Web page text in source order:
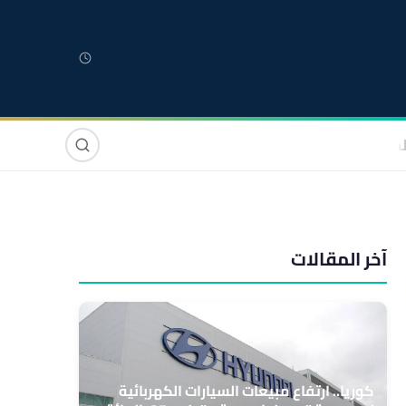
صوت وصورة
آخر المقالات
كوريا.. ارتفاع مبيعات السيارات الكهربائية